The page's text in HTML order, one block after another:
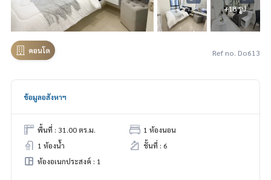
+18 รูป
คอนโด Ref no. Do613
ข้อมูลอสังหาฯ
พื้นที่ : 31.00 ตร.ม.
1 ห้องนอน
1 ห้องน้ำ
ชั้นที่ : 6
ห้องอเนกประสงค์ : 1